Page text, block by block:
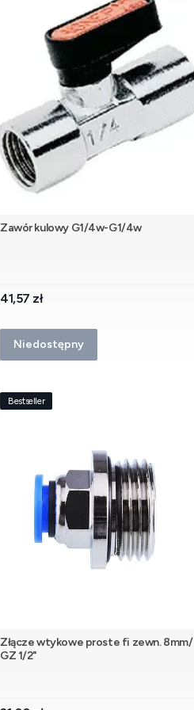
Zawór kulowy G1/4w-G1/4w
Cena
41,57 zł
Niedostępny
Bestseller
Złącze wtykowe proste fi zewn. 8mm/
GZ 1/2"